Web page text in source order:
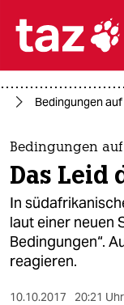

themen
politik
öko
gesellschaft
kultur
Bedingungen
Bedingungen
Das Leid
In
laut einer neuen
Bedingungen“.
reagieren.
10.10.2017 20:21 Uhr